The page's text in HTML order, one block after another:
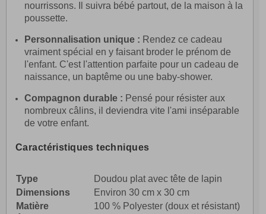
nourrissons. Il suivra bébé partout, de la maison à la
poussette.
Personnalisation unique : Rendez ce cadeau
vraiment spécial en y faisant broder le prénom de
l'enfant. C'est l'attention parfaite pour un cadeau de
naissance, un baptême ou une baby-shower.
Compagnon durable : Pensé pour résister aux
nombreux câlins, il deviendra vite l'ami inséparable
de votre enfant.
Caractéristiques techniques
Type
Doudou plat avec tête de lapin
Dimensions
Environ 30 cm x 30 cm
Matière
100 % Polyester (doux et résistant)